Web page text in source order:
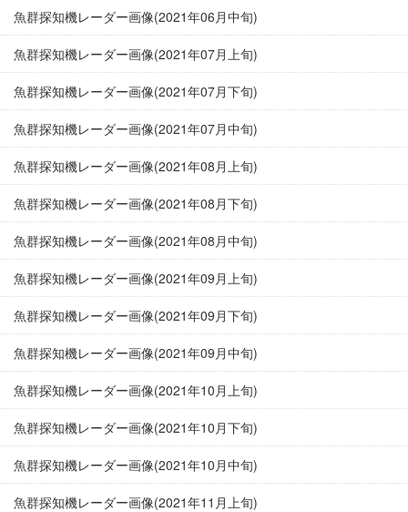
魚群探知機レーダー画像(2021年06月中旬)
魚群探知機レーダー画像(2021年07月上旬)
魚群探知機レーダー画像(2021年07月下旬)
魚群探知機レーダー画像(2021年07月中旬)
魚群探知機レーダー画像(2021年08月上旬)
魚群探知機レーダー画像(2021年08月下旬)
魚群探知機レーダー画像(2021年08月中旬)
魚群探知機レーダー画像(2021年09月上旬)
魚群探知機レーダー画像(2021年09月下旬)
魚群探知機レーダー画像(2021年09月中旬)
魚群探知機レーダー画像(2021年10月上旬)
魚群探知機レーダー画像(2021年10月下旬)
魚群探知機レーダー画像(2021年10月中旬)
魚群探知機レーダー画像(2021年11月上旬)